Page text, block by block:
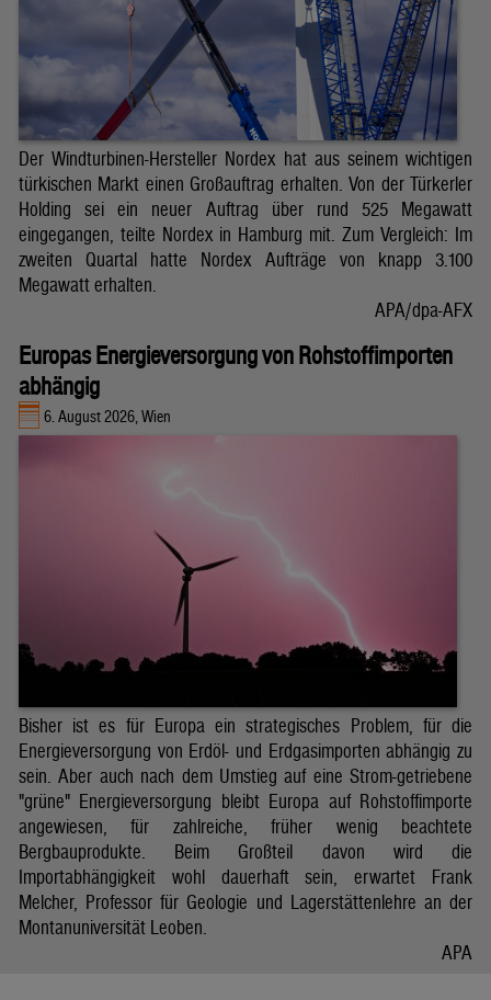
Der Windturbinen-Hersteller Nordex hat aus seinem wichtigen
türkischen Markt einen Großauftrag erhalten. Von der Türkerler
Holding sei ein neuer Auftrag über rund 525 Megawatt
eingegangen, teilte Nordex in Hamburg mit. Zum Vergleich: Im
zweiten Quartal hatte Nordex Aufträge von knapp 3.100
Megawatt erhalten.
APA/dpa-AFX
Europas Energieversorgung von Rohstoffimporten
abhängig
6. August 2026, Wien
Bisher ist es für Europa ein strategisches Problem, für die
Energieversorgung von Erdöl- und Erdgasimporten abhängig zu
sein. Aber auch nach dem Umstieg auf eine Strom-getriebene
"grüne" Energieversorgung bleibt Europa auf Rohstoffimporte
angewiesen, für zahlreiche, früher wenig beachtete
Bergbauprodukte. Beim Großteil davon wird die
Importabhängigkeit wohl dauerhaft sein, erwartet Frank
Melcher, Professor für Geologie und Lagerstättenlehre an der
Montanuniversität Leoben.
APA